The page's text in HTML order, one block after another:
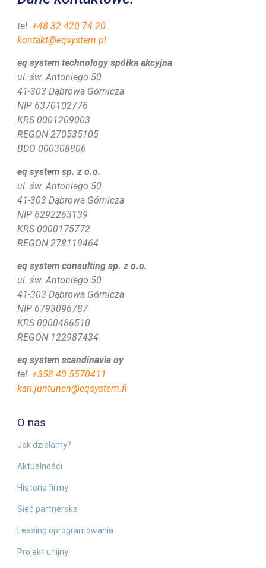
tel. +48 32 420 74 20
kontakt@eqsystem.pl
eq system technology spółka akcyjna
ul. św. Antoniego 50
41-303 Dąbrowa Górnicza
NIP 6370102776
KRS 0001209003
REGON 270535105
BDO 000308806
eq system sp. z o.o.
ul. św. Antoniego 50
41-303 Dąbrowa Górnicza
NIP 6292263139
KRS 0000175772
REGON 278119464
eq system consulting sp. z o.o.
ul. św. Antoniego 50
41-303 Dąbrowa Górnicza
NIP 6793096787
KRS 0000486510
REGON 122987434
eq system scandinavia oy
tel. +358 40 5570411
kari.juntunen@eqsystem.fi
O nas
Jak działamy?
Aktualności
Historia firmy
Sieć partnerska
Leasing oprogramowania
Projekt unijny